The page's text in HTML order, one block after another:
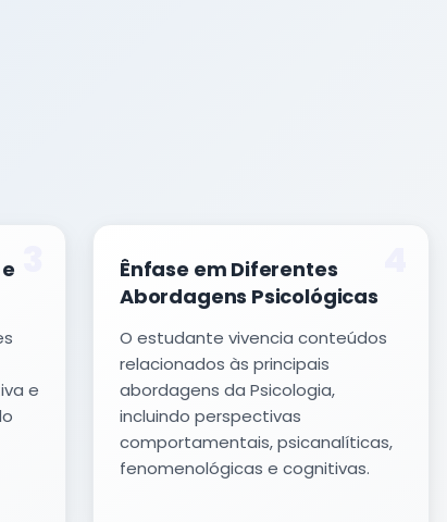
e
Ênfase em Diferentes
Abordagens Psicológicas
O estudante vivencia conteúdos
relacionados às principais
abordagens da Psicologia,
incluindo perspectivas
comportamentais, psicanalíticas,
fenomenológicas e cognitivas.